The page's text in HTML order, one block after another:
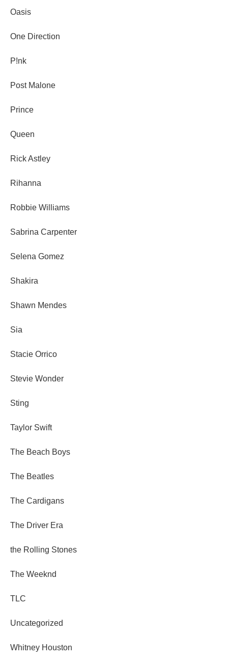
Oasis
One Direction
P!nk
Post Malone
Prince
Queen
Rick Astley
Rihanna
Robbie Williams
Sabrina Carpenter
Selena Gomez
Shakira
Shawn Mendes
Sia
Stacie Orrico
Stevie Wonder
Sting
Taylor Swift
The Beach Boys
The Beatles
The Cardigans
The Driver Era
the Rolling Stones
The Weeknd
TLC
Uncategorized
Whitney Houston